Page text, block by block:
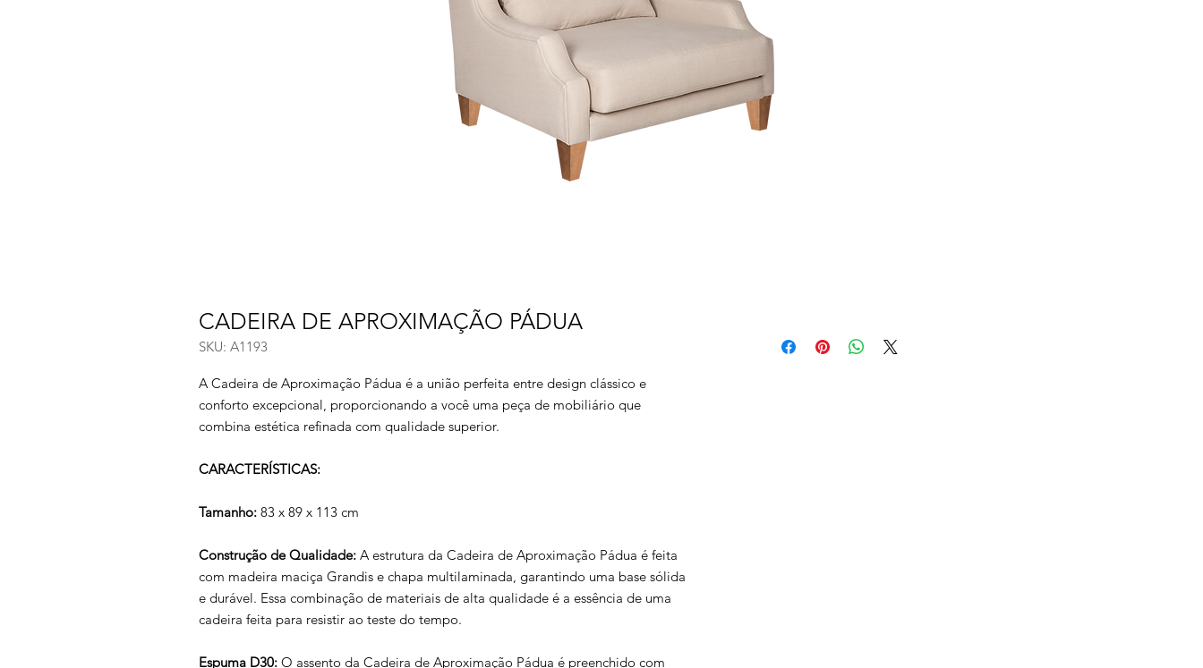
CADEIRA DE APROXIMAÇÃO PÁDUA
SKU: A1193
A Cadeira de Aproximação Pádua é a união perfeita entre design clássico e
conforto excepcional, proporcionando a você uma peça de mobiliário que
combina estética refinada com qualidade superior.
CARACTERÍSTICAS:
Tamanho: 83 x 89 x 113 cm
Construção de Qualidade: A estrutura da Cadeira de Aproximação Pádua é feita
com madeira maciça Grandis e chapa multilaminada, garantindo uma base sólida
e durável. Essa combinação de materiais de alta qualidade é a essência de uma
cadeira feita para resistir ao teste do tempo.
Espuma D30: O assento da Cadeira de Aproximação Pádua é preenchido com